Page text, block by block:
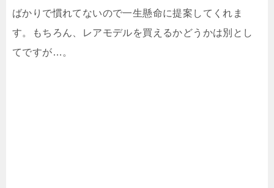
ばかりで慣れてないので一生懸命に提案してくれま
す。もちろん、レアモデルを買えるかどうかは別とし
てですが…。